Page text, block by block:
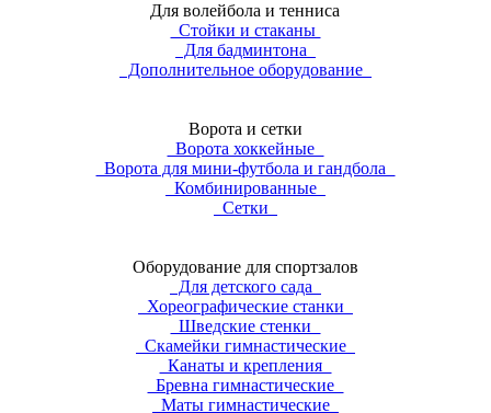
Для волейбола и тенниса
Стойки и стаканы
Для бадминтона
Дополнительное оборудование
Ворота и сетки
Ворота хоккейные
Ворота для мини-футбола и гандбола
Комбинированные
Сетки
Оборудование для спортзалов
Для детского сада
Хореографические станки
Шведские стенки
Скамейки гимнастические
Канаты и крепления
Бревна гимнастические
Маты гимнастические